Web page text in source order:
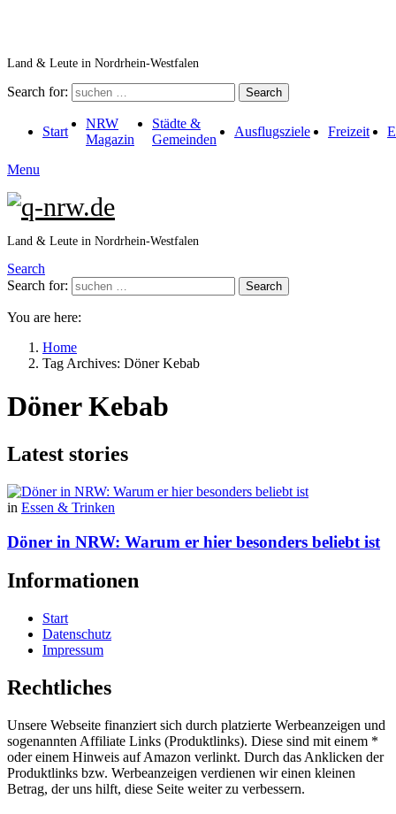
Land & Leute in Nordrhein-Westfalen
Search for: Search
Start
NRW
Magazin
Städte &
Gemeinden
Ausflugsziele Freizeit
Menu
Land & Leute in Nordrhein-Westfalen
Search
Search for:
Search
You are here:
Home
Tag Archives: Döner Kebab
Döner Kebab
Latest stories
in Essen & Trinken
Döner in NRW: Warum er hier besonders beliebt ist
Informationen
Start
Datenschutz
Impressum
Rechtliches
Unsere Webseite finanziert sich durch platzierte Werbeanzeigen und
sogenannten Affiliate Links (Produktlinks). Diese sind mit einem *
oder einem Hinweis auf Amazon verlinkt. Durch das Anklicken der
Produktlinks bzw. Werbeanzeigen verdienen wir einen kleinen
Betrag, der uns hilft, diese Seite weiter zu verbessern.